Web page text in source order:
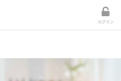
ログイン